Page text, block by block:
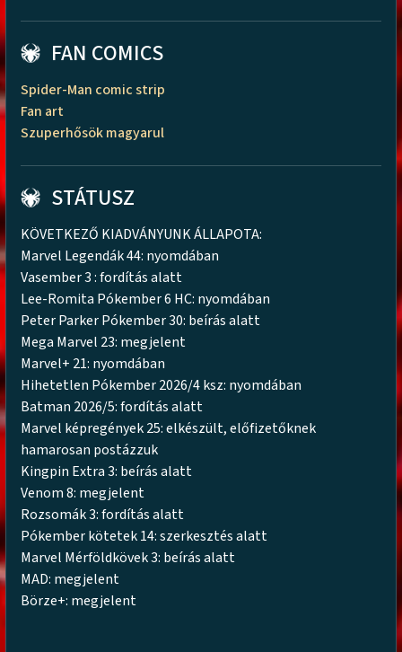
FAN COMICS
Spider-Man comic strip
Fan art
Szuperhősök magyarul
STÁTUSZ
KÖVETKEZŐ KIADVÁNYUNK ÁLLAPOTA:
Marvel Legendák 44: nyomdában
Vasember 3 : fordítás alatt
Lee-Romita Pókember 6 HC: nyomdában
Peter Parker Pókember 30: beírás alatt
Mega Marvel 23: megjelent
Marvel+ 21: nyomdában
Hihetetlen Pókember 2026/4 ksz: nyomdában
Batman 2026/5: fordítás alatt
Marvel képregények 25: elkészült, előfizetőknek
hamarosan postázzuk
Kingpin Extra 3: beírás alatt
Venom 8: megjelent
Rozsomák 3: fordítás alatt
Pókember kötetek 14: szerkesztés alatt
Marvel Mérföldkövek 3: beírás alatt
MAD: megjelent
Börze+: megjelent